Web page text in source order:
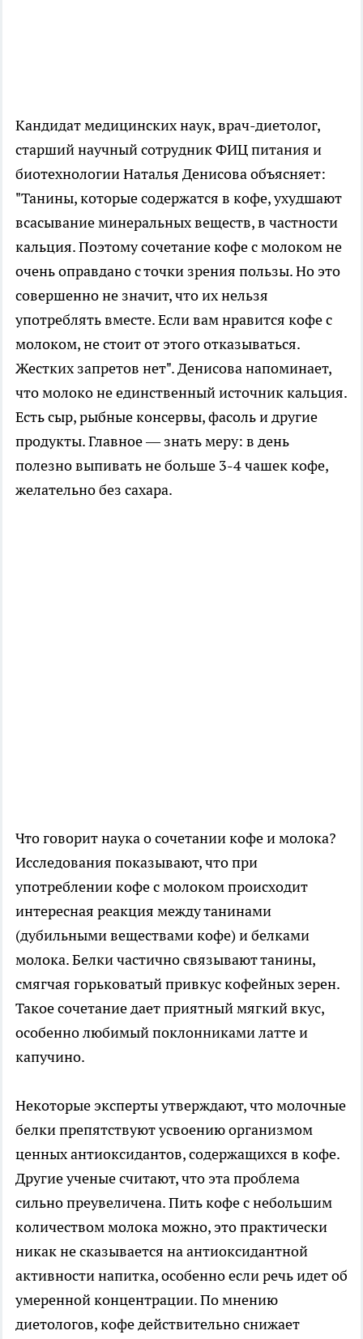
Кандидат медицинских наук, врач-диетолог,
старший научный сотрудник ФИЦ питания и
биотехнологии Наталья Денисова объясняет:
"Танины, которые содержатся в кофе, ухудшают
всасывание минеральных веществ, в частности
кальция. Поэтому сочетание кофе с молоком не
очень оправдано с точки зрения пользы. Но это
совершенно не значит, что их нельзя
употреблять вместе. Если вам нравится кофе с
молоком, не стоит от этого отказываться.
Жестких запретов нет". Денисова напоминает,
что молоко не единственный источник кальция.
Есть сыр, рыбные консервы, фасоль и другие
продукты. Главное — знать меру: в день
полезно выпивать не больше 3-4 чашек кофе,
желательно без сахара.
Что говорит наука о сочетании кофе и молока?
Исследования показывают, что при
употреблении кофе с молоком происходит
интересная реакция между танинами
(дубильными веществами кофе) и белками
молока. Белки частично связывают танины,
смягчая горьковатый привкус кофейных зерен.
Такое сочетание дает приятный мягкий вкус,
особенно любимый поклонниками латте и
капучино.
Некоторые эксперты утверждают, что молочные
белки препятствуют усвоению организмом
ценных антиоксидантов, содержащихся в кофе.
Другие ученые считают, что эта проблема
сильно преувеличена. Пить кофе с небольшим
количеством молока можно, это практически
никак не сказывается на антиоксидантной
активности напитка, особенно если речь идет об
умеренной концентрации. По мнению
диетологов, кофе действительно снижает